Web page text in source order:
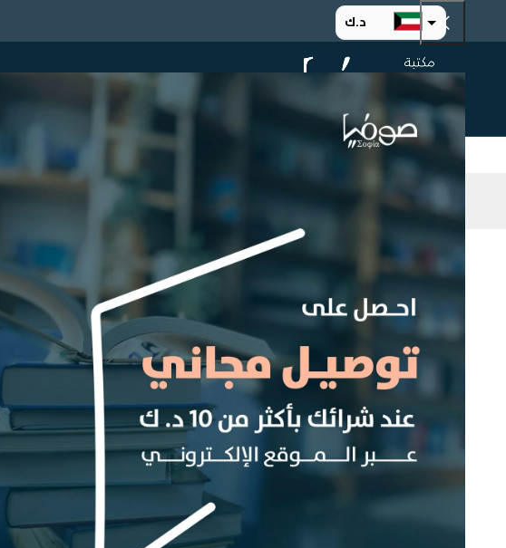
د.ك
د.إ
ر.ق
الرئيسية
التصنيف
Select a category
اسم المؤلف
Any اسم المؤلف
دار النشر
Home